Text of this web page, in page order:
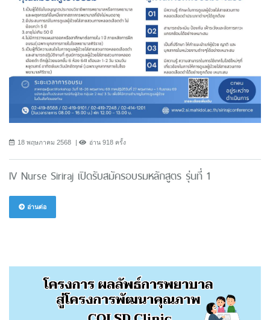
18 พฤษภาคม 2568 อ่าน 918 ครั้ง
IV Nurse Siriraj เปิดรับสมัครอบรมหลักสูตร รุ่นที่ 1
อ่านต่อ